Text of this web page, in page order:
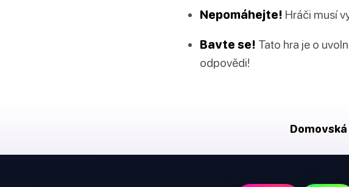
Nepomáhejte! Hráči musí
Bavte se! Tato hra je o
odpovědi!